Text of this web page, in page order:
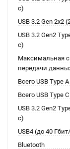
с)
USB 3.2 Gen 2x2
USB 3.2 Gen2
с)
Максимальная
передачи
Всего USB Type A
Всего USB Type C
USB 3.2 Gen2
с)
USB4 (до 40
Bluetooth